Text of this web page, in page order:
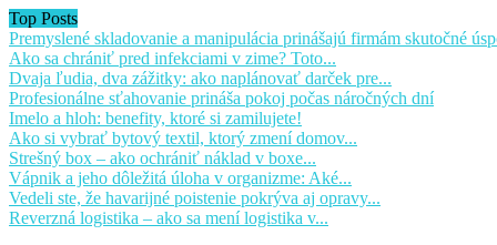
Top Posts
Premyslené skladovanie a manipulácia prinášajú firmám skutočné
Ako sa chrániť pred infekciami v zime? Toto...
Dvaja ľudia, dva zážitky: ako naplánovať darček pre...
Profesionálne sťahovanie prináša pokoj počas náročných dní
Imelo a hloh: benefity, ktoré si zamilujete!
Ako si vybrať bytový textil, ktorý zmení domov...
Strešný box – ako ochrániť náklad v boxe...
Vápnik a jeho dôležitá úloha v organizme: Aké...
Vedeli ste, že havarijné poistenie pokrýva aj opravy...
Reverzná logistika – ako sa mení logistika v...